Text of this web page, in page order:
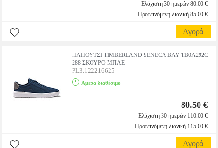
Ελάχιστη 30 ημερών 80.00 €
Προτεινόμενη λιανική 85.00 €
Αγορά
ΠΑΠΟΥΤΣΙ TIMBERLAND SENECA BAY TB0A292C
288 ΣΚΟΥΡΟ ΜΠΛΕ
PL3.122216625
Αμεσα διαθέσιμο
80.50 €
Ελάχιστη 30 ημερών 110.00 €
Προτεινόμενη λιανική 115.00 €
Αγορά